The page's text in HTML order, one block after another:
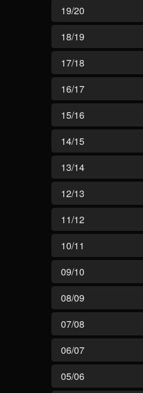
19/20
18/19
17/18
16/17
15/16
14/15
13/14
12/13
11/12
10/11
09/10
08/09
07/08
06/07
05/06